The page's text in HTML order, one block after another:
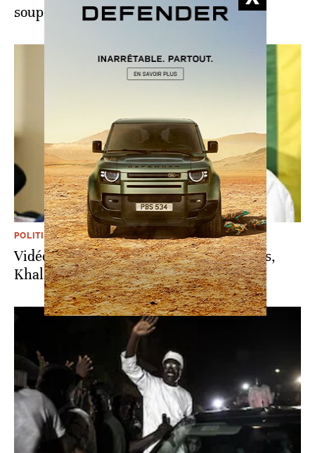
soupçonnés de trafic de passeports
POLITIQUE
Vidéo. Sénégal: Emprisonné durant 3 ans,
Khalifa Sall "pardonne" à Macky Sall